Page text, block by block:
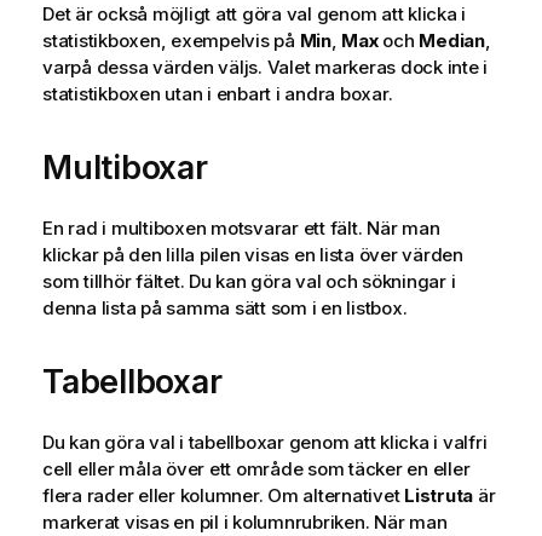
Det är också möjligt att göra val genom att klicka i
statistikboxen, exempelvis på Min, Maxoch Median,
varpå dessa värden väljs. Valet markeras dock inte i
statistikboxen utan i enbart i andra boxar.
Multiboxar
En rad i multiboxen motsvarar ett fält. När man
klickar på den lilla pilen visas en lista över värden
som tillhör fältet. Du kan göra val och sökningar i
denna lista på samma sätt som i en listbox.
Tabellboxar
Du kan göra val i tabellboxar genom att klicka i valfri
cell eller måla över ett område som täcker en eller
flera rader eller kolumner. Om alternativet Listruta är
markerat visas en pil i kolumnrubriken. När man